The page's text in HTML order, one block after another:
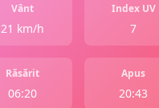
Vânt
21 km/h
Index UV
7
Răsărit
06:20
Apus
20:43